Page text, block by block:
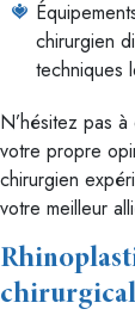
chirurgien
techniques
N’hésitez pas
votre propre
chirurgien
votre meilleur